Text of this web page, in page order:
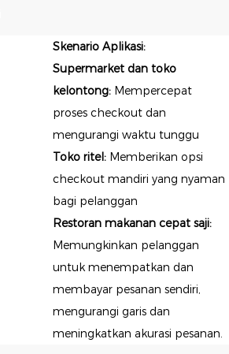
Skenario Aplikasi:
Supermarket dan toko
kelontong: Mempercepat
proses checkout dan
mengurangi waktu tunggu
Toko ritel: Memberikan opsi
checkout mandiri yang nyaman
bagi pelanggan
Restoran makanan cepat saji:
Memungkinkan pelanggan
untuk menempatkan dan
membayar pesanan sendiri,
mengurangi garis dan
meningkatkan akurasi pesanan.